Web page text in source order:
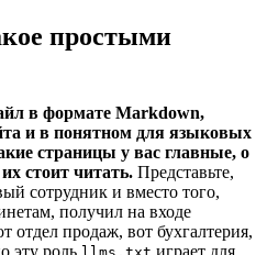
простыми
в формате Markdown,
и в понятном для языковых
страницы у вас главные, о
стоит читать. Представьте,
сотрудник и вместо того,
получил на входе
отдел продаж, вот бухгалтерия,
эту роль
играет для